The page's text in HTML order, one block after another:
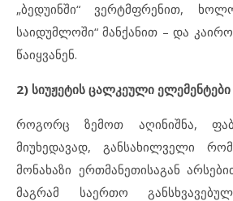
„ბედუინში“ ვერტმფრენით,
საიდუმლოში“ მანქანით – და
წაიყვანენ.
2) სიუჟეტის ცალკეული ელემენტები
როგორც ზემოთ აღინიშნა,
მიუხედავად, განსახილველი
მონახაზი ერთმანეთისაგან
მაგრამ საერთო